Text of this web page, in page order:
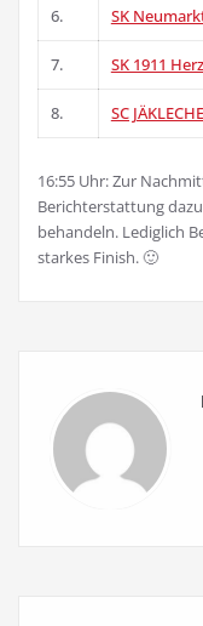
6. SK
7. SK 1911
8. SC
16:55 Uhr: Zur
Berichterstattung
behandeln. Lediglich
starkes Finish. 🙂